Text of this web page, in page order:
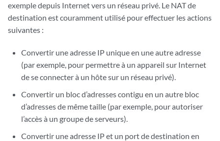
exemple depuis Internet vers un réseau privé. Le NAT de
destination est couramment utilisé pour effectuer les actions
suivantes :
Convertir une adresse IP unique en une autre adresse
(par exemple, pour permettre à un appareil sur Internet
de se connecter à un hôte sur un réseau privé).
Convertir un bloc d’adresses contigu en un autre bloc
d’adresses de même taille (par exemple, pour autoriser
l’accès à un groupe de serveurs).
Convertir une adresse IP et un port de destination en